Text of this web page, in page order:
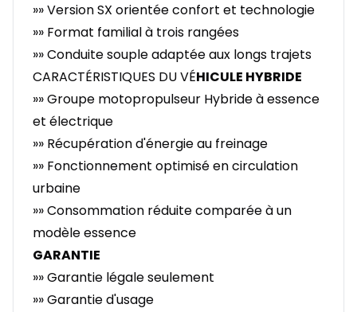
»» Version SX orientée confort et technologie
»» Format familial à trois rangées
»» Conduite souple adaptée aux longs trajets
CARACTÉRISTIQUES DU VÉHICULE HYBRIDE
»» Groupe motopropulseur Hybride à essence
et électrique
»» Récupération d'énergie au freinage
»» Fonctionnement optimisé en circulation
urbaine
»» Consommation réduite comparée à un
modèle essence
GARANTIE
»» Garantie légale seulement
»» Garantie d'usage